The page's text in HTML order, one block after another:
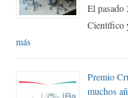
El pasado
Científico
más
Premio
muchos